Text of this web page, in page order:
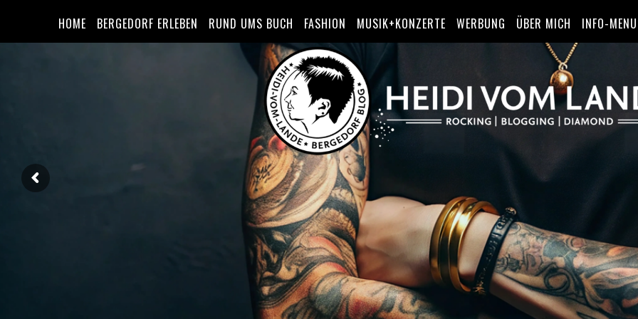
HOME BERGEDORF ERLEBEN RUND UMS BUCH FASHION MUSIK+KONZERTE WERBUNG ÜBER MICH INFO-